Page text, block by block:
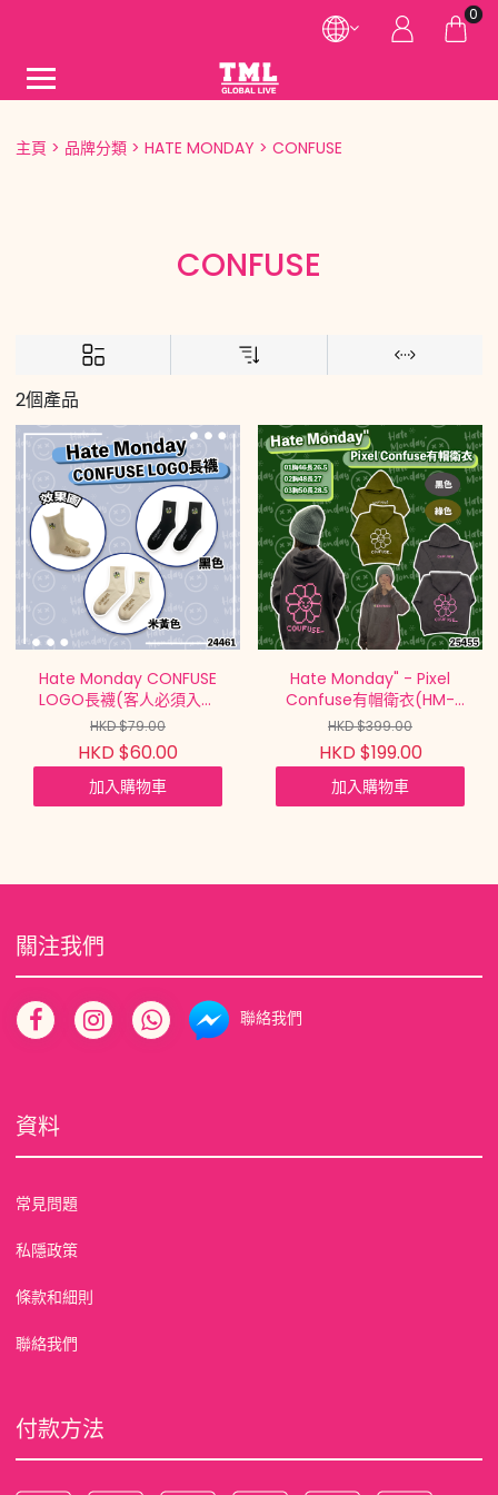
0
主頁 品牌分類 HATE MONDAY CONFUSE
CONFUSE
2個產品
Hate Monday CONFUSE
LOGO長襪(客人必須入兩
件才有$60一套兩對)【現
貨在倉 隨單派送 |
20250721(24461.)】
HKD $79.00
HKD $60.00
加入購物車
Hate Monday" - Pixel
Confuse有帽衛衣(HM-
09H21)【現貨| 預計2-3星
期派貨 |
20260126(25455.)】
HKD $399.00
HKD $199.00
加入購物車
關注我們
聯絡我們
資料
常見問題
私隱政策
條款和細則
聯絡我們
付款方法